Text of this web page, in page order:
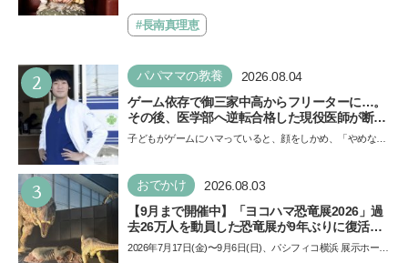
できると子どもに知ってほしい
ザ…
#長南真理恵
2 パパママの教養 2026.08.04
ゲーム依存で御三家中高からフリーターに…。
その後、医学部へ逆転合格した現役医師が断言
「ゲームの経験が受験勉強に役立った」そう考
子どもがゲームにハマっていると、顔をしかめ、「やめなさ
い…
3 おでかけ 2026.08.03
【9月まで開催中】「ヨコハマ恐竜展2026」過
去26万人を動員した恐竜展が9年ぶりに復活！
夏休みのおでかけで楽しむポイントを完全ガイ
2026年7月17日(金)〜9月6日(日)、パシフィコ横浜 展示ホール